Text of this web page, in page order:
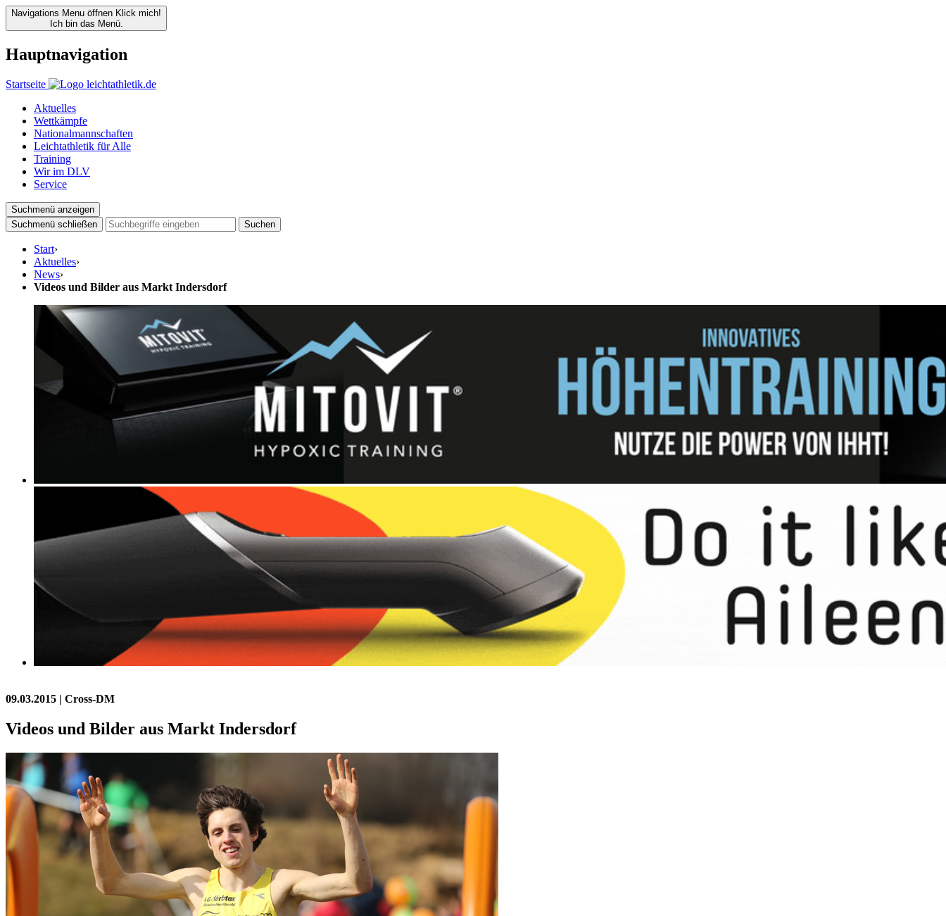
Navigations Menu öffnen Klick mich!
Ich bin das Menü.
Hauptnavigation
Startseite
Aktuelles
Wettkämpfe
Nationalmannschaften
Leichtathletik für Alle
Training
Wir im DLV
Service
Suchmenü anzeigen
Suchmenü schließen
Suchen
Start›
Aktuelles›
News›
Videos und Bilder aus Markt Indersdorf
09.03.2015 | Cross-DM
Videos und Bilder aus Markt Indersdorf